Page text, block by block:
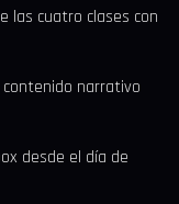
las cuatro clases con
contenido narrativo
desde el día de